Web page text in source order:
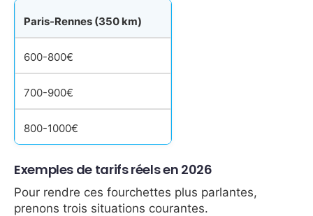
Paris-Rennes (350 km)
600-800€
700-900€
800-1000€
Exemples de tarifs réels en 2026
Pour rendre ces fourchettes plus parlantes,
prenons trois situations courantes.